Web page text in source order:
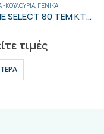
ΚΟΥΛΟΎΡΙΑ ΓΕΝΙΚΑ
ΨΩΜΙ ΠΑΝΕΤΙΝΟ 4 ΓΕΥΣΕΩΝ ΓΚΟΥΡΜΕ SELECT 80 ΤΕΜ ΚΤΨ
τιμές